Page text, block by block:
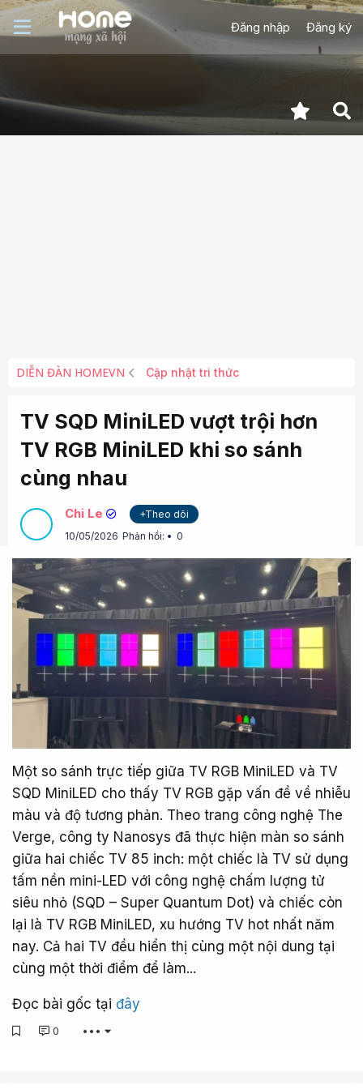
Đăng nhập Đăng ký
DIỄN ĐÀN HOMEVN Cập nhật tri thức
TV SQD MiniLED vượt trội hơn
TV RGB MiniLED khi so sánh
cùng nhau
Chi Le
+Theo dõi
10/05/2026 Phản hồi: 0
Một so sánh trực tiếp giữa TV RGB MiniLED và TV
SQD MiniLED cho thấy TV RGB gặp vấn đề về nhiễu
màu và độ tương phản. Theo trang công nghệ The
Verge, công ty Nanosys đã thực hiện màn so sánh
giữa hai chiếc TV 85 inch: một chiếc là TV sử dụng
tấm nền mini-LED với công nghệ chấm lượng tử
siêu nhỏ (SQD – Super Quantum Dot) và chiếc còn
lại là TV RGB MiniLED, xu hướng TV hot nhất năm
nay. Cả hai TV đều hiển thị cùng một nội dung tại
cùng một thời điểm để làm...
Đọc bài gốc tại đây
0 •••